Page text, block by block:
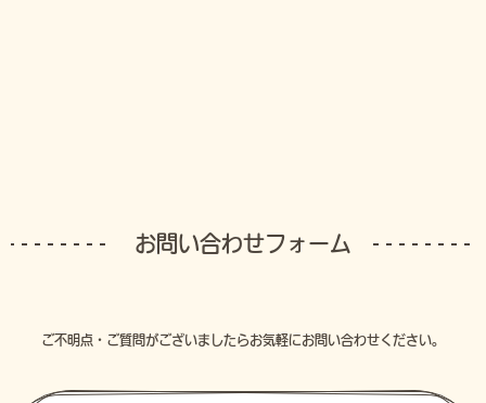
お問い合わせフォーム